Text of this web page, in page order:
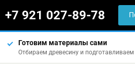
+7 921 027-89-78
Готовим материалы сами
Отбираем древесину и